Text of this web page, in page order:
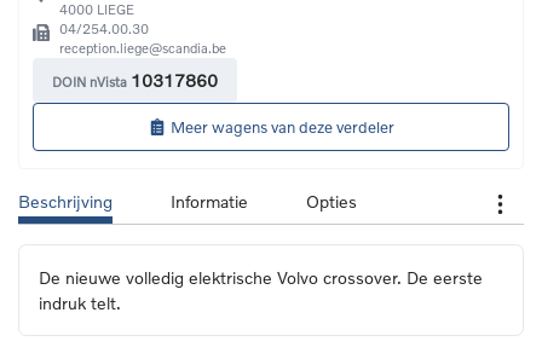
4000 LIEGE
04/254.00.30
reception.liege@scandia.be
DOIN nVista 10317860
Meer wagens van deze verdeler
Beschrijving Informatie Opties
De nieuwe volledig elektrische Volvo crossover. De eerste
indruk telt.